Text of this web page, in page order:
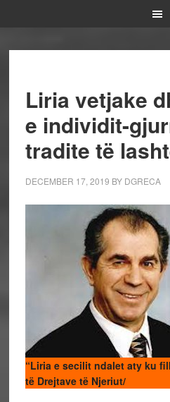
Liria vetjake
e individit-
tradite të
DECEMBER 17, 2019 BY DGRECA
“Liria e secilit ndalet aty ku
të Drejtave të Njeriut/